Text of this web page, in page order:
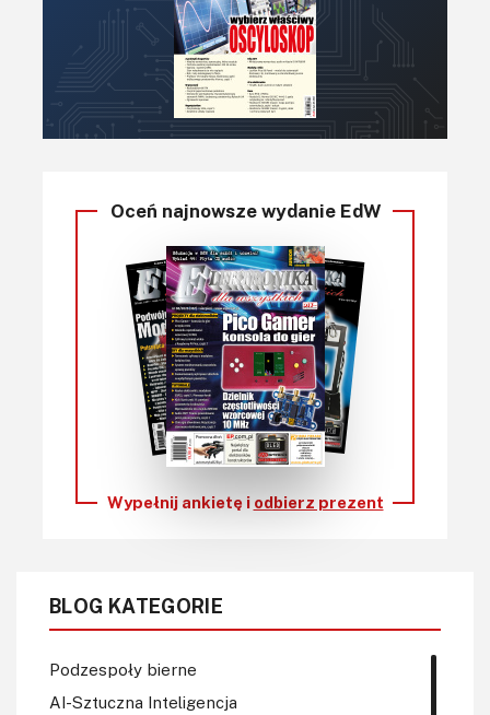
Oceń najnowsze wydanie EdW
Wypełnij ankietę i odbierz prezent
BLOG KATEGORIE
Podzespoły bierne
AI-Sztuczna Inteligencja